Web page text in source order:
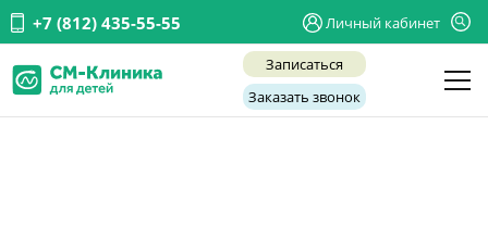
+7 (812) 435-55-55 Личный кабинет
Записаться
Заказать звонок